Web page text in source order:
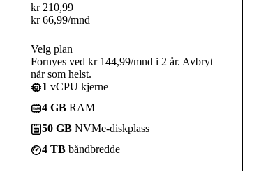
kr 210,99
kr 66,99/mnd
Velg plan
Fornyes ved kr 144,99/mnd i 2 år. Avbryt
når som helst.
1 vCPU kjerne
4 GB RAM
50 GB NVMe-diskplass
4 TB båndbredde